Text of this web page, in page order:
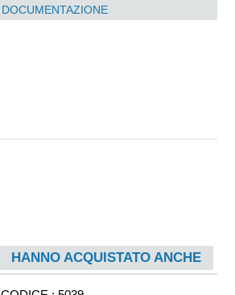
DOCUMENTAZIONE
HANNO ACQUISTATO ANCHE